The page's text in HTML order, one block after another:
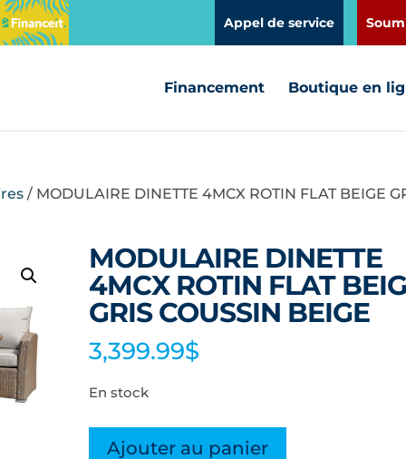
Appel de service
Financement Boutique en
/ MODULAIRE DINETTE 4MCX ROTIN FLAT BEIGE
MODULAIRE DINETTE
4MCX ROTIN FLAT
GRIS COUSSIN BEIGE
3,399.99$
En stock
quantité
Ajouter au panier